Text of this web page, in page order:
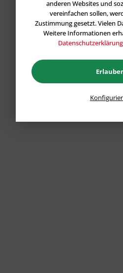
anderen Websites und
vereinfachen sollen,
Zustimmung gesetzt. Vielen
Weitere Informationen
Datenschutzerklärung